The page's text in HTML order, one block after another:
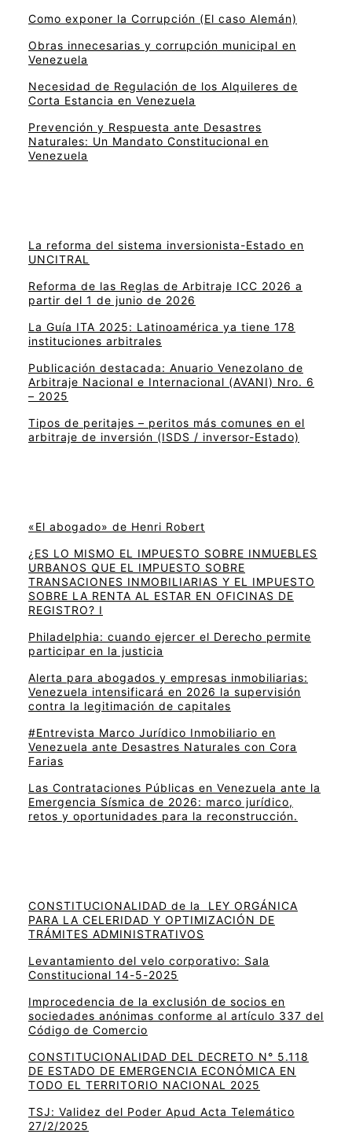
Como exponer la Corrupción (El caso Alemán)
Obras innecesarias y corrupción municipal en
Venezuela
Necesidad de Regulación de los Alquileres de
Corta Estancia en Venezuela
Prevención y Respuesta ante Desastres
Naturales: Un Mandato Constitucional en
Venezuela
La reforma del sistema inversionista-Estado en
UNCITRAL
Reforma de las Reglas de Arbitraje ICC 2026 a
partir del 1 de junio de 2026
La Guía ITA 2025: Latinoamérica ya tiene 178
instituciones arbitrales
Publicación destacada: Anuario Venezolano de
Arbitraje Nacional e Internacional (AVANI) Nro. 6
– 2025
Tipos de peritajes – peritos más comunes en el
arbitraje de inversión (ISDS / inversor-Estado)
«El abogado» de Henri Robert
¿ES LO MISMO EL IMPUESTO SOBRE INMUEBLES
URBANOS QUE EL IMPUESTO SOBRE
TRANSACIONES INMOBILIARIAS Y EL IMPUESTO
SOBRE LA RENTA AL ESTAR EN OFICINAS DE
REGISTRO? I
Philadelphia: cuando ejercer el Derecho permite
participar en la justicia
Alerta para abogados y empresas inmobiliarias:
Venezuela intensificará en 2026 la supervisión
contra la legitimación de capitales
#Entrevista Marco Jurídico Inmobiliario en
Venezuela ante Desastres Naturales con Cora
Farias
Las Contrataciones Públicas en Venezuela ante la
Emergencia Sísmica de 2026: marco jurídico,
retos y oportunidades para la reconstrucción.
CONSTITUCIONALIDAD de la LEY ORGÁNICA
PARA LA CELERIDAD Y OPTIMIZACIÓN DE
TRÁMITES ADMINISTRATIVOS
Levantamiento del velo corporativo: Sala
Constitucional 14-5-2025
Improcedencia de la exclusión de socios en
sociedades anónimas conforme al artículo 337 del
Código de Comercio
CONSTITUCIONALIDAD DEL DECRETO N° 5.118
DE ESTADO DE EMERGENCIA ECONÓMICA EN
TODO EL TERRITORIO NACIONAL 2025
TSJ: Validez del Poder Apud Acta Telemático
27/2/2025